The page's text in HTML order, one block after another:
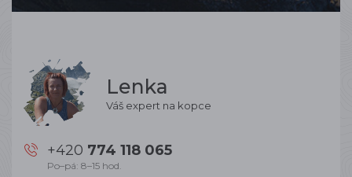
Lenka
Váš expert na kopce
+420 774 118 065
Po–pá: 8–15 hod.